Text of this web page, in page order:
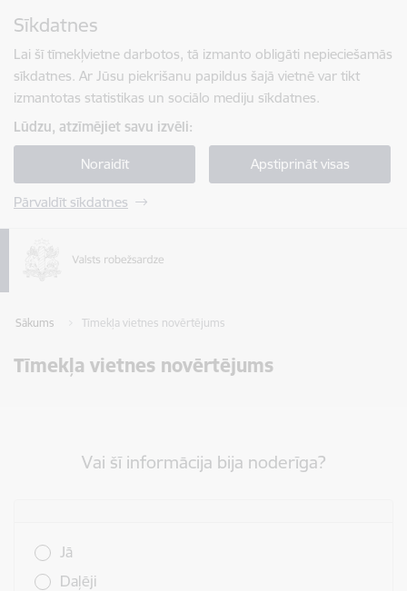
Sīkdatnes
Lai šī tīmekļvietne darbotos, tā izmanto obligāti nepieciešamās
sīkdatnes. Ar Jūsu piekrišanu papildus šajā vietnē var tikt
izmantotas statistikas un sociālo mediju sīkdatnes.
Lūdzu, atzīmējiet savu izvēli:
Noraidīt Apstiprināt visas
Pārvaldīt sīkdatnes
Sākums Tīmekļa vietnes novērtējums
Tīmekļa vietnes novērtējums
Vai šī informācija bija noderīga?
Jā
Daļēji